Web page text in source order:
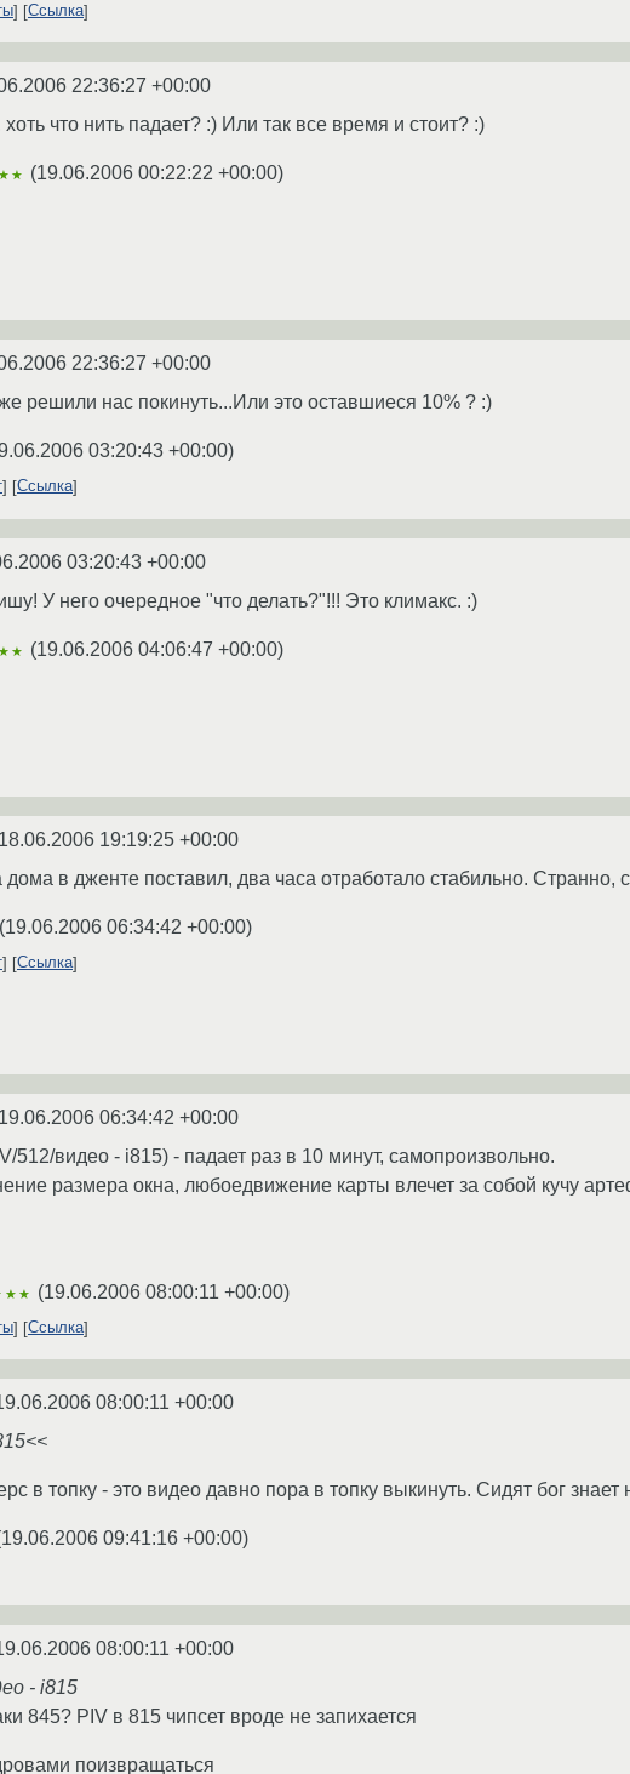
Ссылка
22:36:27 +00:00
что нить падает? :) Или так все время и стоит? :)
(19.06.2006 00:22:22 +00:00)
22:36:27 +00:00
решили нас покинуть...Или это оставшиеся 10% ? :)
03:20:43 +00:00)
Ссылка
03:20:43 +00:00
У него очередное "что делать?"!!! Это климакс. :)
(19.06.2006 04:06:47 +00:00)
18.06.2006 19:19:25 +00:00
дома в дженте поставил, два часа отработало стабильно. Странно,
(19.06.2006 06:34:42 +00:00)
Ссылка
19.06.2006 06:34:42 +00:00
512/видео - i815) - падает раз в 10 минут, самопроизвольно.
размера окна, любоедвижение карты влечет за собой кучу
(19.06.2006 08:00:11 +00:00)
Ссылка
08:00:11 +00:00
в топку - это видео давно пора в топку выкинуть. Сидят бог
19.06.2006 09:41:16 +00:00)
08:00:11 +00:00
- i815
845? PIV в 815 чипсет вроде не запихается
поизвращаться